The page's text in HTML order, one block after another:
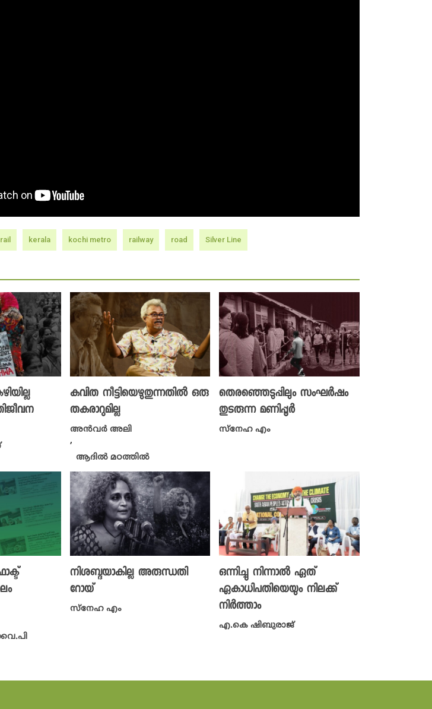
kerala kochi metro railway road Silver Line
കവിത നീട്ടിയെഴുതുന്നതിൽ ഒരു
തകരാറുമില്ല
അൻവർ അലി
,
ആദിൽ മഠത്തിൽ
തെരഞ്ഞെടുപ്പിലും സംഘർഷം
തുടരുന്ന മണിപ്പൂർ
സ്നേഹ എം
നിശബ്ദയാകില്ല അരുന്ധതി
റോയ്
സ്നേഹ എം
ഒന്നിച്ചു നിന്നാൽ ഏത്
ഏകാധിപതിയെയും നിലക്ക്
നിർത്താം
എ.കെ ഷിബുരാജ്